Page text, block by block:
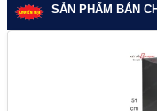
SẢN PHẨM BÁN